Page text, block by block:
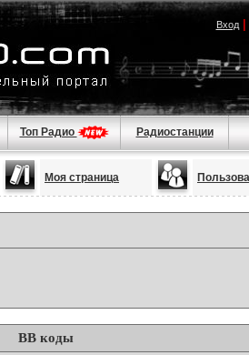
Вход|
Топ Радио Радиостанции
Моя страница
BB коды